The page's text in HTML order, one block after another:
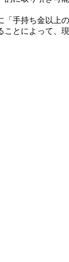
手持ち金以上
とによって、